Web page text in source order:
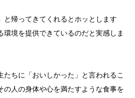
と帰ってきてくれるとホッとします
環境を提供できているのだと実感しま
たちに「おいしかった」と言われるこ
の人の身体や心を満たすような食事を